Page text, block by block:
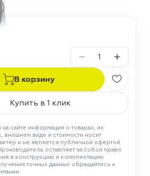
В корзину
Купить в 1 клик
сайте информация о товарах, их
внешнем виде и стоимости носит
и не является публичной офертой
оставляет за собой право
в конструкцию и комплектацию
точных данных обращайтесь к